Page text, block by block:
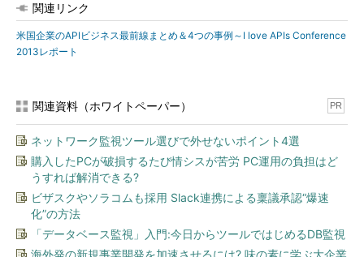
関連リンク
米国企業のAPIビジネス最前線まとめ＆4つの事例～I love APIs Conference
2013レポート
関連資料（ホワイトペーパー） PR
ネットワーク監視ツール選びで外せないポイント4選
購入したPCが破損するたび情シスが苦労 PC運用の負担はど
うすれば解消できる?
ビザスクやソラコムも採用 Slack連携による稟議承認“爆速
化”の方法
「データベース監視」入門:今日からツールではじめるDB監視
海外発の新規事業開発を加速させるには? 味の素に学ぶ大企業